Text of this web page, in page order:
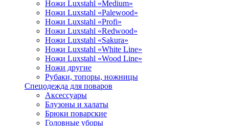
Ножи Luxstahl «Medium»
Ножи Luxstahl «Palewood»
Ножи Luxstahl «Profi»
Ножи Luxstahl «Redwood»
Ножи Luxstahl «Sakura»
Ножи Luxstahl «White Line»
Ножи Luxstahl «Wood Line»
Ножи другие
Рубаки, топоры, ножницы
Спецодежда для поваров
Аксессуары
Блузоны и халаты
Брюки поварские
Головные уборы